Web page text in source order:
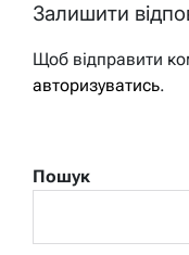
Залишити
Щоб відправити
авторизуватись.
Пошук